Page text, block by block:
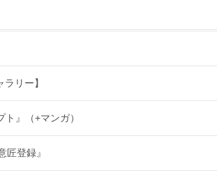
ラリー】
』（+マンガ）
匠登録』